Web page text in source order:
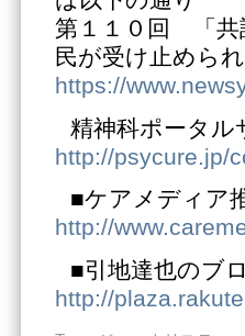
第１１０回 「共
民が受け止めら
https://
精神科ポータ
http://psycure.jp/
■ケアメディア
http://
■引地達也のブ
http://